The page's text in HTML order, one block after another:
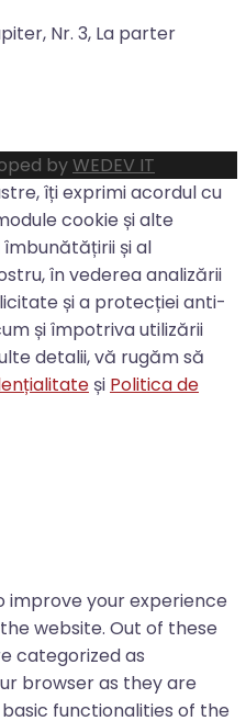
Nr. 3, La parter
byWEDEV IT
îți exprimi acordul cu
cookie și alte
și al
în vederea analizării
și a protecției anti-
și împotriva utilizării
detalii, vă rugăm să
și Politica de
improve your experience
website. Out of these
categorized as
browser as they are
functionalities of the